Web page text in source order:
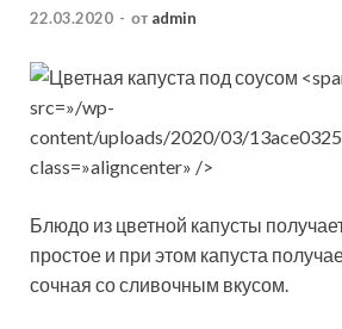
22.03.2020 - от admin
src=»/wp-
content/uploads/2020/03/
class=»aligncenter» />
Блюдо из цветной капусты
простое и при этом капуста
сочная со сливочным вкусом.